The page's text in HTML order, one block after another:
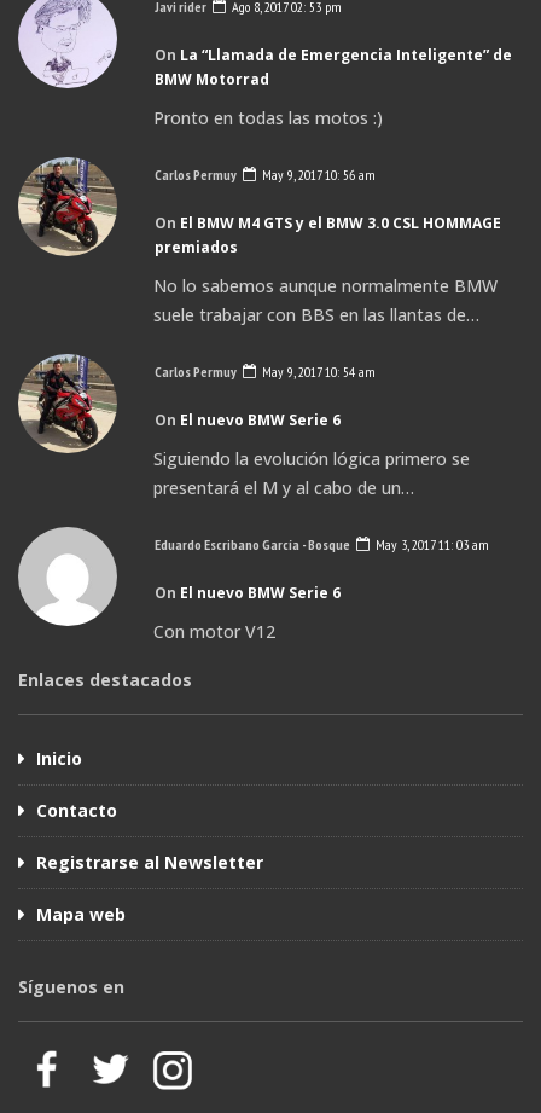
Javi rider Ago 8, 2017 02: 53 pm
On La “Llamada de Emergencia Inteligente” de
BMW Motorrad
Pronto en todas las motos :)
Carlos Permuy May 9, 2017 10: 56 am
On El BMW M4 GTS y el BMW 3.0 CSL HOMMAGE
premiados
No lo sabemos aunque normalmente BMW
suele trabajar con BBS en las llantas de…
Carlos Permuy May 9, 2017 10: 54 am
On El nuevo BMW Serie 6
Siguiendo la evolución lógica primero se
presentará el M y al cabo de un…
Eduardo Escribano García - Bosque May 3, 2017 11: 03 am
On El nuevo BMW Serie 6
Con motor V12
Enlaces destacados
Inicio
Contacto
Registrarse al Newsletter
Mapa web
Síguenos en